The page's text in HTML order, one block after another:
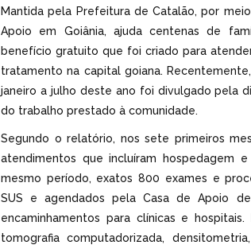
Mantida pela Prefeitura de Catalão, por
Apoio em Goiânia, ajuda centenas de
benefício gratuito que foi criado para
tratamento na capital goiana.
janeiro a julho deste ano foi divulgado pela
do trabalho prestado à comunidade.
Segundo o relatório, nos sete primeiros
atendimentos que incluíram hospedagem
mesmo período, exatos 800 exames e
SUS e agendados pela Casa de Apoio
encaminhamentos para clínicas e
tomografia computadorizada,